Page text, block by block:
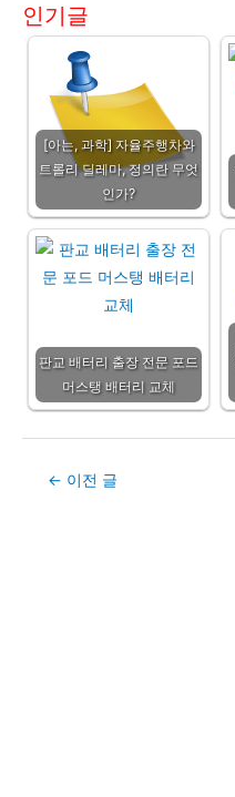
인기글
[아는, 과학] 자율주행차와
트롤리 딜레마, 정의란 무엇
인가?
판교 배터리 출장 전문 포드
머스탱 배터리 교체
Post← 이전 글